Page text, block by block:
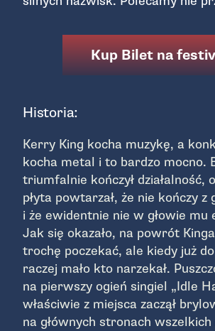
Kup Bilet na
Historia:
Kerry King kocha muzykę, a
kocha metal i to bardzo mocno.
triumfalnie kończył działalność,
płyta powtarzał, że nie kończy z
i że ewidentnie nie w głowie mu
Jak się okazało, na powrót
trochę poczekać, ale kiedy już do
raczej mało kto narzekał.
na pierwszy ogień singiel „Idle
właściwie z miejsca zaczął
na głównych stronach